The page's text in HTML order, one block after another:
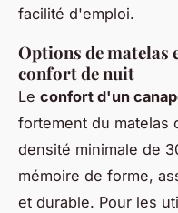
facilité d'emploi.
Options de matelas
confort de nuit
Le confort d'un
fortement du matelas
densité minimale de
mémoire de forme,
et durable. Pour les